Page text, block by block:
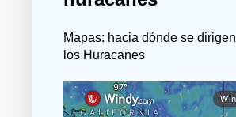
Mapas: hacia dónde se dirigen
los Huracanes